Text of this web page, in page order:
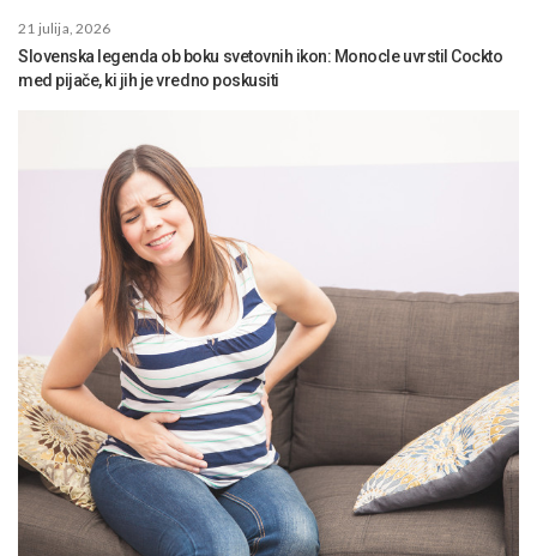
21 julija, 2026
Slovenska legenda ob boku svetovnih ikon: Monocle uvrstil Cockto
med pijače, ki jih je vredno poskusiti